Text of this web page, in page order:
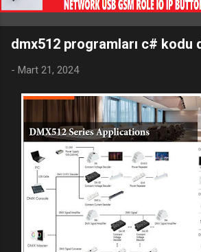
dmx512 programları c# kodu
- Mart 21, 2024